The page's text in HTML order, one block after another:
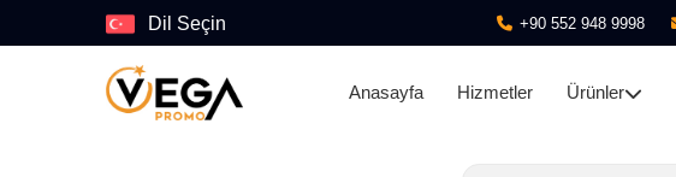
Dil Seçin +90 552 948 9998
Anasayfa Hizmetler Ürünler